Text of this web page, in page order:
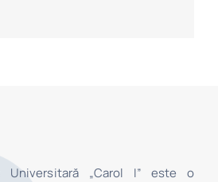
Universitară „Carol I” este o